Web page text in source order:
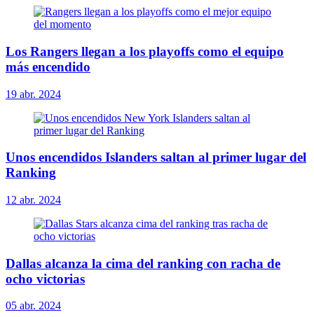
Los Rangers llegan a los playoffs como el equipo
más encendido
19 abr. 2024
Unos encendidos Islanders saltan al primer lugar del
Ranking
12 abr. 2024
Dallas alcanza la cima del ranking con racha de
ocho victorias
05 abr. 2024